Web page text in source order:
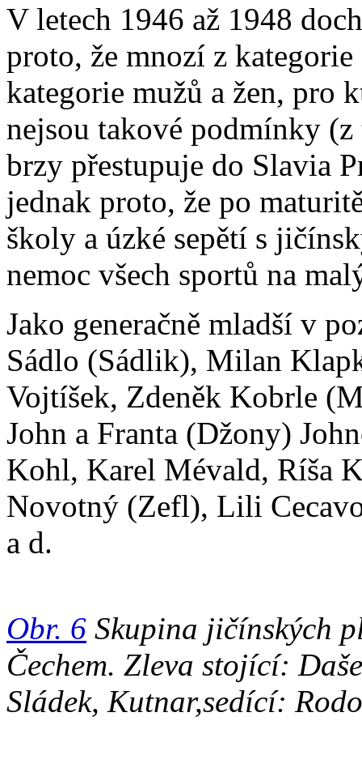
V letech 1946 až 1948
proto, že mnozí z
kategorie mužů a žen, pro
nejsou takové podmínky
brzy přestupuje do Slavia
jednak proto, že po
školy a úzké sepětí s
nemoc všech sportů na
Jako generačně mladší v
Sádlo (Sádlik), Milan
Vojtíšek, Zdeněk Kobrle
John a Franta (Džony)
Kohl, Karel Mévald, Ríša
Novotný (Zefl), Lili
a d.
Obr. 6 Skupina jičínských
Čechem. Zleva stojící:
Sládek, Kutnar,sedící: